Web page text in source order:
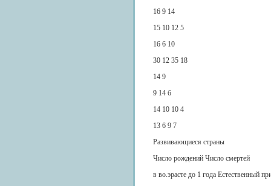
16 9 14
15 10 12 5
16 6 10
30 12 35 18
14 9
9 14 б
14 10 10 4
13 6 9 7
Развивающиеся страны
Число рождений Число смертей
в во.эрасте до 1 года Естественный